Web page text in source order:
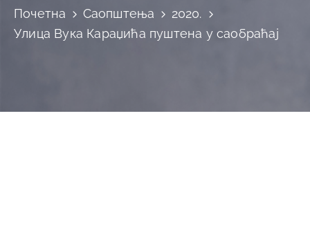
Милановац
Почетна Саопштења
2020.
Улица Вука Кaраџића пуштена у саобраћај